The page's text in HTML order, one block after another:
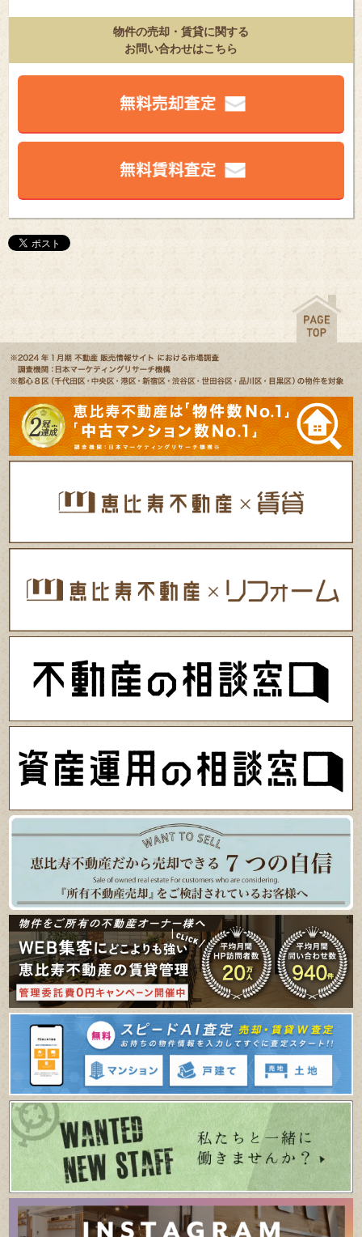
物件の売却・賃貸に関する
お問い合わせはこちら